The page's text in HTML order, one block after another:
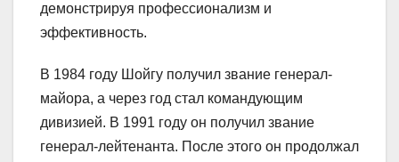
демонстрируя профессионализм и
эффективность.
В 1984 году Шойгу получил звание генерал-
майора, а через год стал командующим
дивизией. В 1991 году он получил звание
генерал-лейтенанта. После этого он продолжал